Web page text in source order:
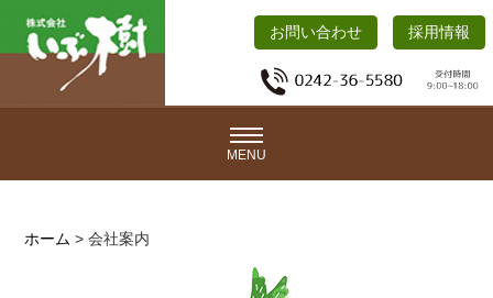
お問い合わせ 採用情報
MENU
ホーム >会社案内